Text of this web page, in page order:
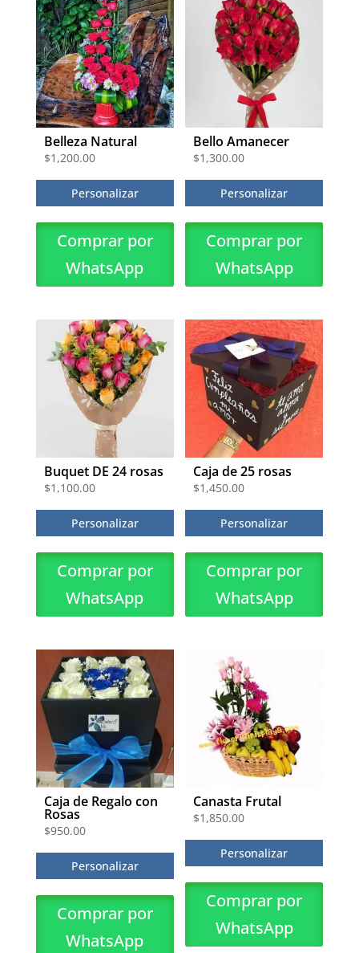
Belleza Natural
$1,200.00
Personalizar
Comprar por
WhatsApp
Bello Amanecer
$1,300.00
Personalizar
Comprar por
WhatsApp
Buquet DE 24 rosas
$1,100.00
Personalizar
Comprar por
WhatsApp
Caja de 25 rosas
$1,450.00
Personalizar
Comprar por
WhatsApp
Caja de Regalo con
Rosas
$950.00
Personalizar
Comprar por
WhatsApp
Canasta Frutal
$1,850.00
Personalizar
Comprar por
WhatsApp